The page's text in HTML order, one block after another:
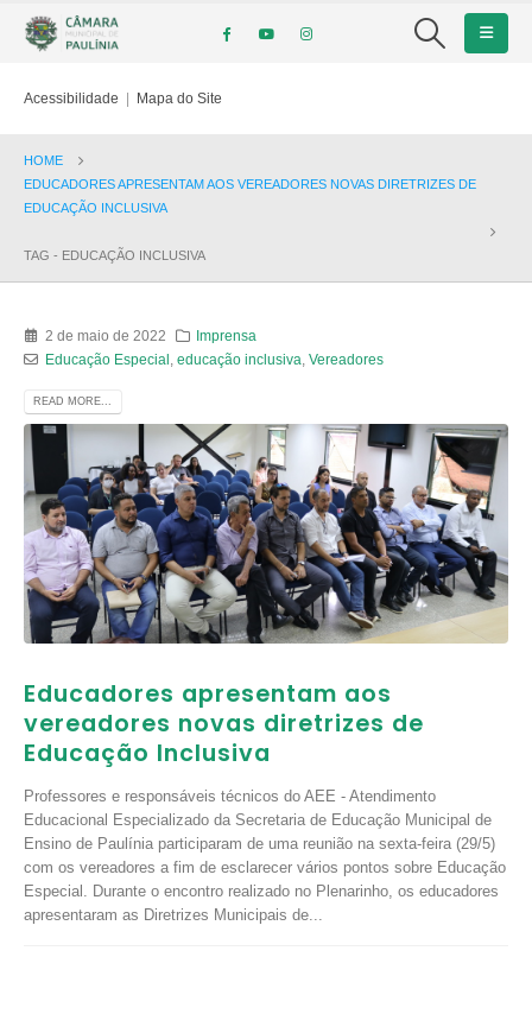
Acessibilidade | Mapa do Site
HOME
EDUCADORES APRESENTAM AOS VEREADORES NOVAS DIRETRIZES DE
EDUCAÇÃO INCLUSIVA
TAG - EDUCAÇÃO INCLUSIVA
2 de maio de 2022
Imprensa
Educação Especial educação inclusiva Vereadores
READ MORE...
Educadores apresentam aos
vereadores novas diretrizes de
Educação Inclusiva
Professores e responsáveis técnicos do AEE - Atendimento
Educacional Especializado da Secretaria de Educação Municipal de
Ensino de Paulínia participaram de uma reunião na sexta-feira (29/5)
com os vereadores a fim de esclarecer vários pontos sobre Educação
Especial. Durante o encontro realizado no Plenarinho, os educadores
apresentaram as Diretrizes Municipais de...